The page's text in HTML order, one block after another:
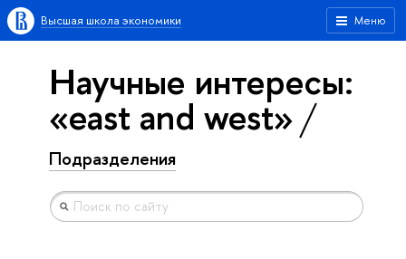
Меню
Высшая школа экономики
Научные интересы:
«east and west»
Подразделения